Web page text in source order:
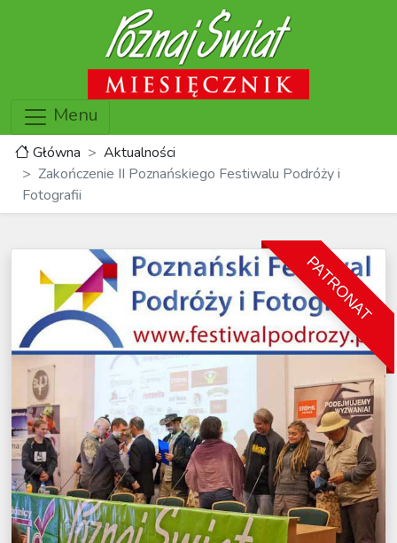
Menu
Główna
Aktualności
Zakończenie II Poznańskiego Festiwalu Podróży i
Fotografii
PATRONAT